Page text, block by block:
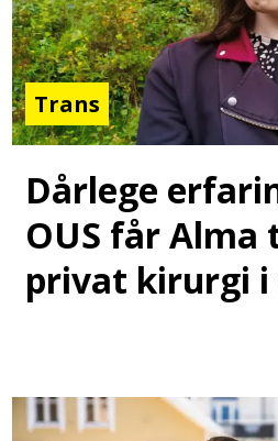
Trans
Dårlege
OUS får Alma
privat kirurgi